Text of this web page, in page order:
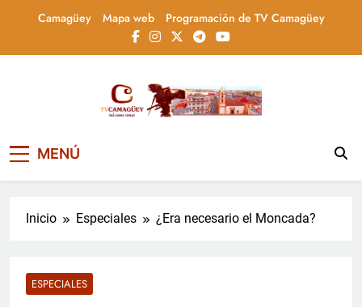
Camagüey Mapa web Programación de TV Camagüey
Televisión Camagüey,
Cuba
informa, educa y entretiene con contenidos
la actualidad nacional
MENÚ
Inicio Especiales ¿Era necesario el Moncada?
ESPECIALES